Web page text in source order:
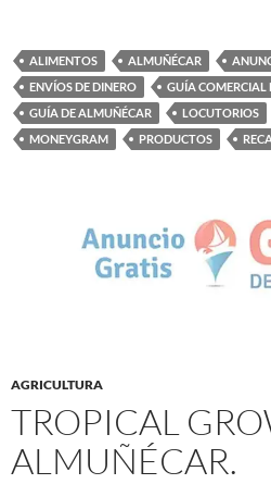
ALIMENTOS ALMUÑÉCAR
ENVÍOS DE DINERO
GUÍA COMERCIAL
GUÍA DE ALMUÑÉCAR
LOCUTORIOS
MONEYGRAM
PRODUCTOS
AGRICULTURA
TROPICAL
ALMUÑÉCAR.